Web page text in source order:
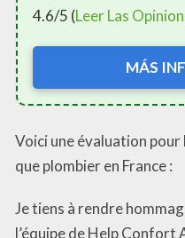
4.6/5 (Leer Las
MÁS
Voici une évaluation
que plombier en France :
Je tiens à rendre
l’équipe de Help Confort